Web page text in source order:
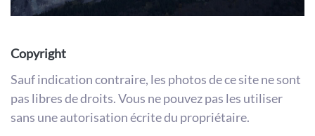
Copyright
Sauf indication contraire, les photos de ce site ne sont
pas libres de droits. Vous ne pouvez pas les utiliser
sans une autorisation écrite du propriétaire.